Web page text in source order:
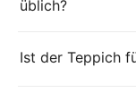
üblich?
Ist der Teppich